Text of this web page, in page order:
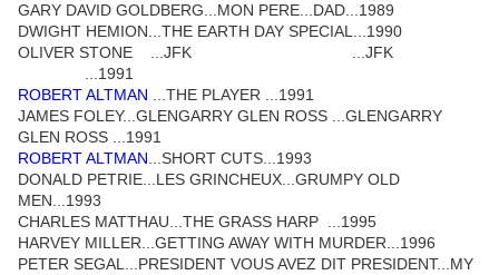
GARY DAVID GOLDBERG...MON PERE...DAD...1989
DWIGHT HEMION...THE EARTH DAY SPECIAL...1990
OLIVER STONE ...JFK ...JFK
...1991
ROBERT ALTMAN ...THE PLAYER ...1991
JAMES FOLEY...GLENGARRY GLEN ROSS ...GLENGARRY
GLEN ROSS ...1991
ROBERT ALTMAN ...SHORT CUTS...1993
DONALD PETRIE...LES GRINCHEUX...GRUMPY OLD
MEN...1993
CHARLES MATTHAU...THE GRASS HARP ...1995
HARVEY MILLER...GETTING AWAY WITH MURDER...1996
PETER SEGAL...PRESIDENT VOUS AVEZ DIT PRESIDENT...MY